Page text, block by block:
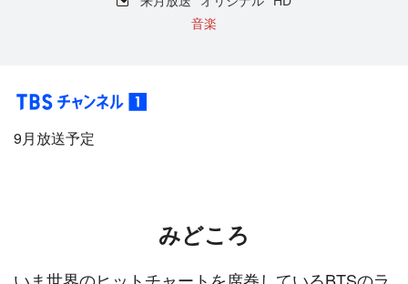
音楽
9月放送予定
みどころ